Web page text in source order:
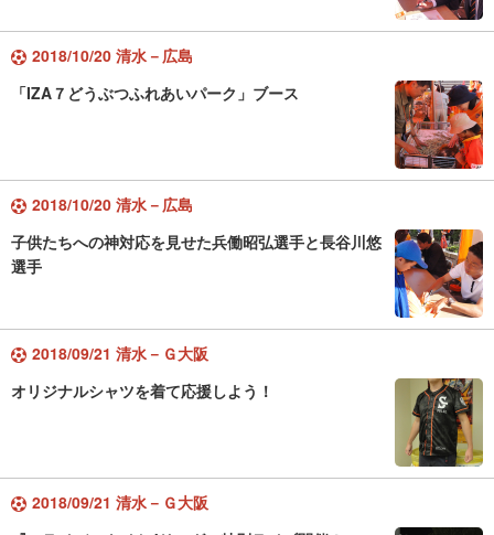
2018/10/20 清水－広島
「IZA７どうぶつふれあいパーク」ブース
2018/10/20 清水－広島
子供たちへの神対応を見せた兵働昭弘選手と長谷川悠
選手
2018/09/21 清水－Ｇ大阪
オリジナルシャツを着て応援しよう！
2018/09/21 清水－Ｇ大阪